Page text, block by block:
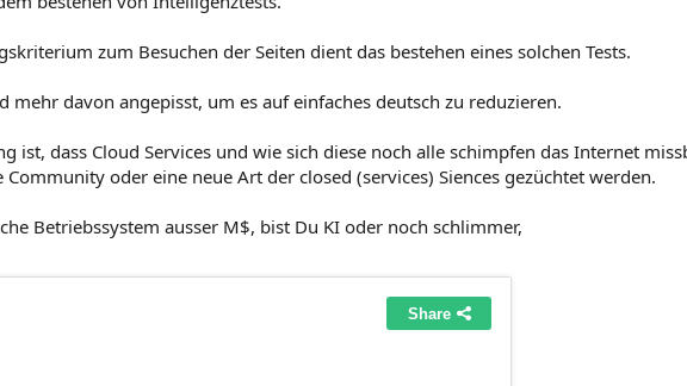
zum Besuchen der Seiten dient das bestehen eines solchen Tests.
mehr davon angepisst, um es auf einfaches deutsch zu reduzieren.
ist, dass Cloud Services und wie sich diese noch alle schimpfen das Internet
Community oder eine neue Art der closed (services) Siences gezüchtet werden.
Betriebssystem ausser M$, bist Du KI oder noch schlimmer,